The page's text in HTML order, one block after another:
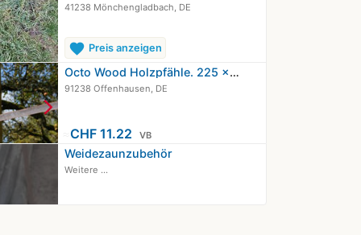
41238 Mönchengladbach, DE
favorite Preis anzeigen
Octo Wood Holzpfähle. 225 x 10 cm,…
91238 Offenhausen, DE
CHF 11.22 VB
Weidezaunzubehör
Weitere ...